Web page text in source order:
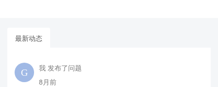
最新动态
我 发布了问题
8月前